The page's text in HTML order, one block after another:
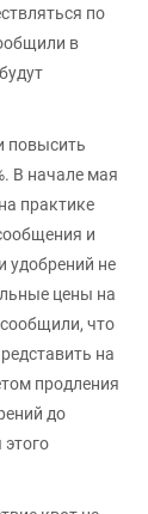
по
в
повысить
В начале мая
практике
и
удобрений не
цены на
что
на
продления
до